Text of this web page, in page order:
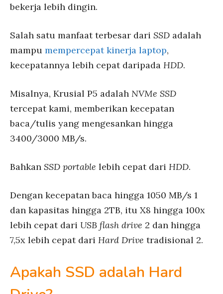
bekerja lebih dingin.
Salah satu manfaat terbesar dari SSD adalah
mampu mempercepat kinerja laptop,
kecepatannya lebih cepat daripada HDD.
Misalnya, Krusial P5 adalah NVMe SSD
tercepat kami, memberikan kecepatan
baca/tulis yang mengesankan hingga
3400/3000 MB/s.
Bahkan SSD portable lebih cepat dari HDD.
Dengan kecepatan baca hingga 1050 MB/s 1
dan kapasitas hingga 2TB, itu X8 hingga 100x
lebih cepat dari USB flash drive 2 dan hingga
7,5x lebih cepat dari Hard Drive tradisional 2.
Apakah SSD adalah Hard